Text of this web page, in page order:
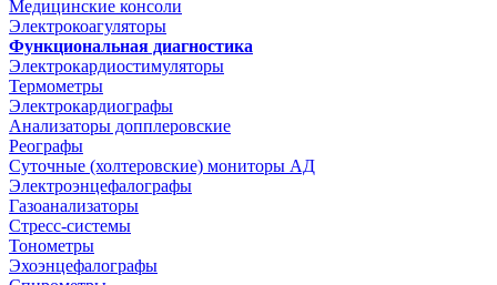
Медицинские консоли
Электрокоагуляторы
Функциональная диагностика
Электрокардиостимуляторы
Термометры
Электрокардиографы
Анализаторы допплеровские
Реографы
Суточные (холтеровские) мониторы АД
Электроэнцефалографы
Газоанализаторы
Стресс-системы
Тонометры
Эхоэнцефалографы